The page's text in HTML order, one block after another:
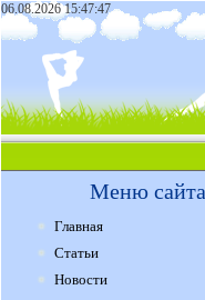
06.08.2026 15:47:47
Меню сайта
Главная
Статьи
Новости